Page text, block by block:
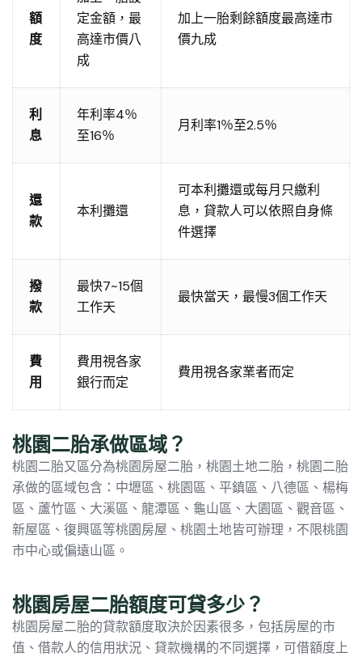
額
度
定金額，最
高達市價八
成
加上一胎剩餘額度最高達市
價九成
利
息
年利率4％
至16％
月利率1％至2.5％
還
款
本利攤還
可本利攤還或每月只繳利
息，貸款人可以依照自身條
件選擇
撥
款
最快7~15個
工作天
最快當天，最慢3個工作天
費
用
費用視各家
銀行而定
費用視各家業者而定
桃園二胎承做區域？
桃園二胎又區分為桃園房屋二胎，桃園土地二胎，桃園二胎
承做的區域包含：中壢區、桃園區、平鎮區、八德區、楊梅
區、蘆竹區、大溪區、龍潭區、龜山區、大園區、觀音區、
新屋區、復興區等桃園房屋、桃園土地皆可辦理，不限桃園
市中心或偏遠山區。
桃園房屋二胎額度可貸多少？
桃園房屋二胎的貸款額度取決於因素很多，包括房屋的市
值、借款人的信用狀況、貸款機構的不同選擇，可借額度上